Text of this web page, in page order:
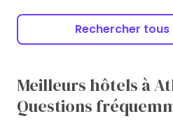
Rechercher
Meilleurs hôtels à
Questions